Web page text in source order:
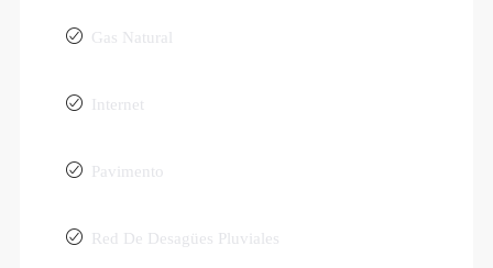
Gas Natural
Internet
Pavimento
Red De Desagües Pluviales